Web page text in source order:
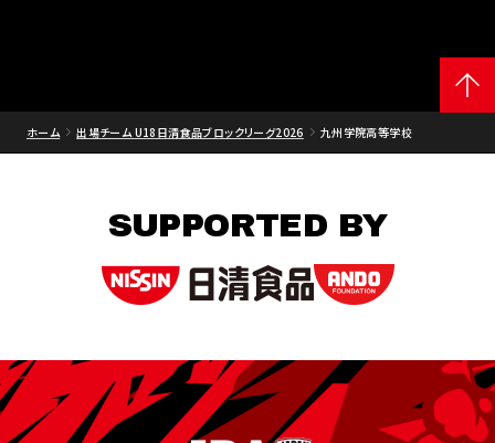
ホーム 出場チーム U18日清食品ブロックリーグ2026 九州学院高等学校
SUPPORTED BY